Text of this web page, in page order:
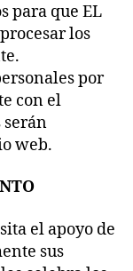
para que EL
los
por
con el
serán
web.
el apoyo de
sus